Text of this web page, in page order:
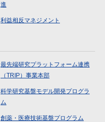
進
利益相反マネジメント
最先端研究プラットフォーム連携
（TRIP）事業本部
科学研究基盤モデル開発プログラ
ム
創薬・医療技術基盤プログラム